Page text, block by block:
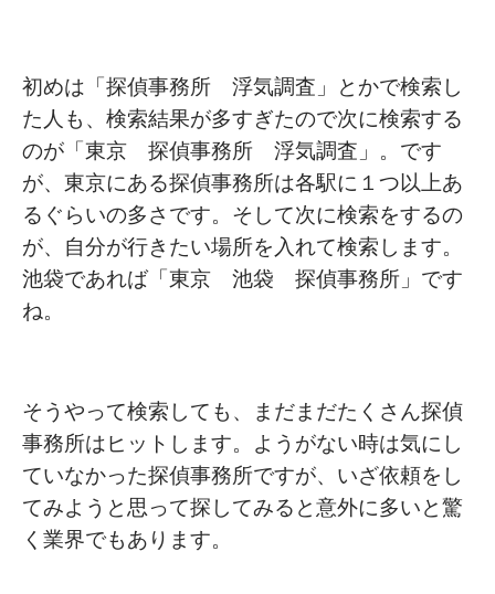
初めは「探偵事務所 浮気調査」とかで検索し
た人も、検索結果が多すぎたので次に検索する
のが「東京 探偵事務所 浮気調査」。です
が、東京にある探偵事務所は各駅に１つ以上あ
るぐらいの多さです。そして次に検索をするの
が、自分が行きたい場所を入れて検索します。
池袋であれば「東京 池袋 探偵事務所」です
ね。
そうやって検索しても、まだまだたくさん探偵
事務所はヒットします。ようがない時は気にし
ていなかった探偵事務所ですが、いざ依頼をし
てみようと思って探してみると意外に多いと驚
く業界でもあります。